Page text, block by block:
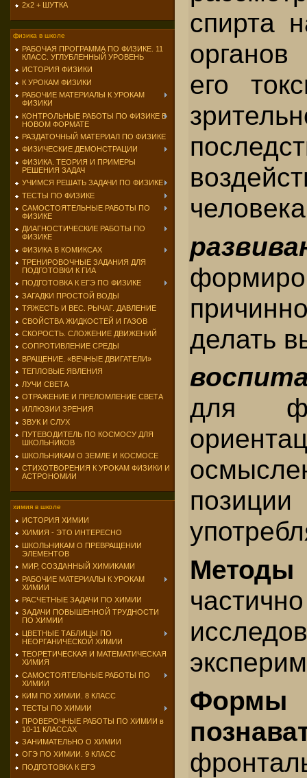
2х2 + ШУТКА
физика в школе
РАБОЧАЯ ПРОГРАММА ПО ФИЗИКЕ. 11
КЛАСС. УГЛУБЛЕННЫЙ УРОВЕНЬ
ИСТОРИЯ ФИЗИКИ
К УРОКАМ ФИЗИКИ
РАБОЧИЕ МАТЕРИАЛЫ К УРОКАМ
ФИЗИКИ
КОНТРОЛЬНЫЕ РАБОТЫ ПО ФИЗИКЕ В
НОВОМ ФОРМАТЕ
РАЗДАТОЧНЫЙ МАТЕРИАЛ ПО ФИЗИКЕ
ФИЗИЧЕСКИЕ ДЕМОНСТРАЦИИ
ФИЗИКА. ТЕОРИЯ И ПРИМЕРЫ
РЕШЕНИЯ ЗАДАЧ
УЧИМСЯ РЕШАТЬ ЗАДАЧИ ПО ФИЗИКЕ
ТЕСТЫ ПО ФИЗИКЕ
САМОСТОЯТЕЛЬНЫЕ РАБОТЫ ПО
ФИЗИКЕ
ДИАГНОСТИЧЕСКИЕ РАБОТЫ ПО
ФИЗИКЕ
ФИЗИКА В КОМИКСАХ
ТРЕНИРОВОЧНЫЕ ЗАДАНИЯ ДЛЯ
ПОДГОТОВКИ К ГИА
ПОДГОТОВКА К ЕГЭ ПО ФИЗИКЕ
ЗАГАДКИ ПРОСТОЙ ВОДЫ
ТЯЖЕСТЬ И ВЕС. РЫЧАГ. ДАВЛЕНИЕ
СВОЙСТВА ЖИДКОСТЕЙ И ГАЗОВ
СКОРОСТЬ. СЛОЖЕНИЕ ДВИЖЕНИЙ
СОПРОТИВЛЕНИЕ СРЕДЫ
ВРАЩЕНИЕ. «ВЕЧНЫЕ ДВИГАТЕЛИ»
ТЕПЛОВЫЕ ЯВЛЕНИЯ
ЛУЧИ СВЕТА
ОТРАЖЕНИЕ И ПРЕЛОМЛЕНИЕ СВЕТА
ИЛЛЮЗИИ ЗРЕНИЯ
ЗВУК И СЛУХ
ПУТЕВОДИТЕЛЬ ПО КОСМОСУ ДЛЯ
ШКОЛЬНИКОВ
ШКОЛЬНИКАМ О ЗЕМЛЕ И КОСМОСЕ
СТИХОТВОРЕНИЯ К УРОКАМ ФИЗИКИ И
АСТРОНОМИИ
химия в школе
ИСТОРИЯ ХИМИИ
ХИМИЯ - ЭТО ИНТЕРЕСНО
ШКОЛЬНИКАМ О ПРЕВРАЩЕНИИ
ЭЛЕМЕНТОВ
МИР, СОЗДАННЫЙ ХИМИКАМИ
РАБОЧИЕ МАТЕРИАЛЫ К УРОКАМ
ХИМИИ
РАСЧЕТНЫЕ ЗАДАЧИ ПО ХИМИИ
ЗАДАЧИ ПОВЫШЕННОЙ ТРУДНОСТИ
ПО ХИМИИ
ЦВЕТНЫЕ ТАБЛИЦЫ ПО
НЕОРГАНИЧЕСКОЙ ХИМИИ
ТЕОРЕТИЧЕСКАЯ И МАТЕМАТИЧЕСКАЯ
ХИМИЯ
САМОСТОЯТЕЛЬНЫЕ РАБОТЫ ПО
ХИМИИ
КИМ ПО ХИМИИ. 8 КЛАСС
ТЕСТЫ ПО ХИМИИ
ПРОВЕРОЧНЫЕ РАБОТЫ ПО ХИМИИ в
10-11 КЛАССАХ
ЗАНИМАТЕЛЬНО О ХИМИИ
ОГЭ ПО ХИМИИ. 9 КЛАСС
ПОДГОТОВКА К ЕГЭ
спирта
его
делать
для